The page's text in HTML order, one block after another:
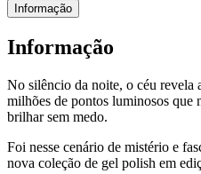
Informação
Informação
No silêncio da noite, o céu revela
milhões de pontos luminosos que
brilhar sem medo.
Foi nesse cenário de mistério e
nova coleção de gel polish em